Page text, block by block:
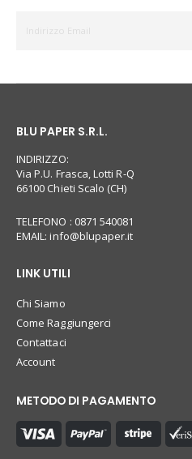
BLU PAPER S.R.L.
INDIRIZZO:
Via P.U. Frasca, Lotti R-Q
66100 Chieti Scalo (CH)
TELEFONO : 0871 540081
EMAIL:info@blupaper.it
LINK UTILI
Chi Siamo
Come Raggiungerci
Contattaci
Account
METODO DI PAGAMENTO